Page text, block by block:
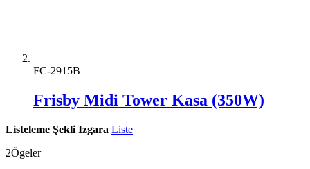
FC-2915B
Frisby Midi Tower Kasa (350W)
Listeleme Şekli Izgara Liste
2Ögeler